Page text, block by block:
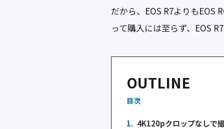
だから、EOS R7よりもEOS
って購入には至らず、EOS
OUTLINE
目次
1. 4K120pクロップなしで